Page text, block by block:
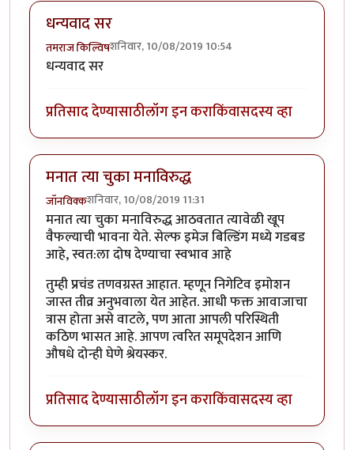
धन्यवाद सर
तमराज किल्विषशनिवार, 10/08/2019 10:54
धन्यवाद सर
प्रतिसाद देण्यासाठीलॉग इन कराकिंवासदस्य व्हा
मनात त्या चुका मनाविरुद्ध
जॉनविक्कशनिवार, 10/08/2019 11:31
मनात त्या चुका मनाविरुद्ध आठवतात त्यावेळी खूप
वैफल्याची भावना येते. सेल्फ इमेज बिल्डिंग मध्ये गडबड
आहे, स्वत:ला दोष देण्याचा स्वभाव आहे
तुम्ही प्रचंड तणवग्रस्त आहात. म्हणून निगेटिव इमोशन
जास्त तीव्र अनुभवाला येत आहेत. आधी फक्त आवाजाचा
त्रास होता असे वाटले, पण आता आपली परिस्थिती
कठिण भासत आहे. आपण त्वरित समूपदेशन आणि
औषधे दोन्ही घेणे श्रेयस्कर.
प्रतिसाद देण्यासाठीलॉग इन कराकिंवासदस्य व्हा